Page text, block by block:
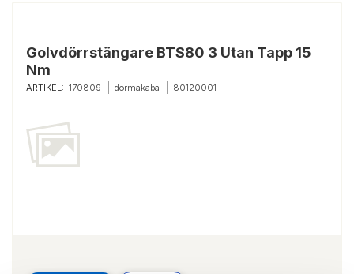
Golvdörrstängare BTS80 3 Utan Tapp 15
Nm
ARTIKEL: 170809 dormakaba 80120001